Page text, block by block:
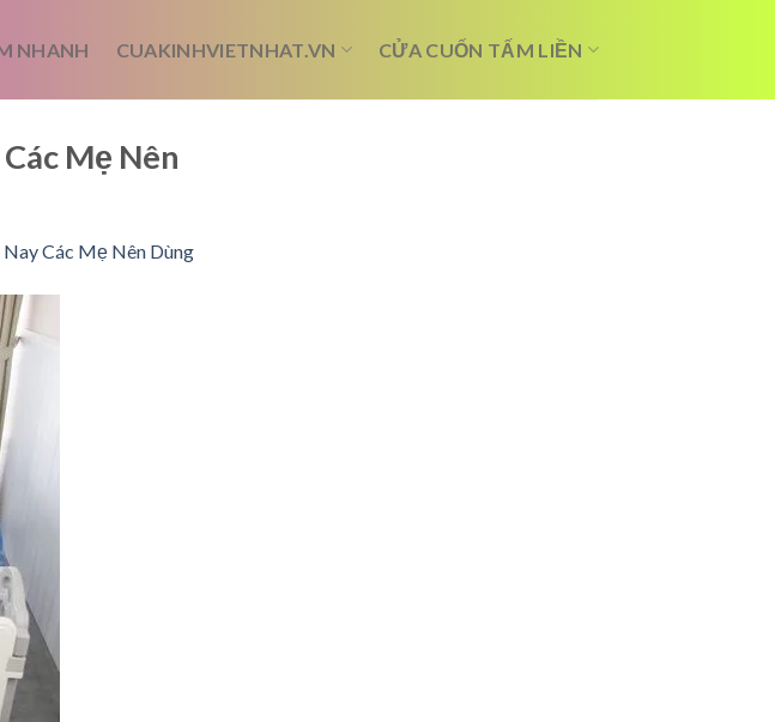
NHANH CUAKINHVIETNHAT.VN CỬA CUỐN TẤM LIỀN
Mẹ Nên
Các Mẹ Nên Dùng